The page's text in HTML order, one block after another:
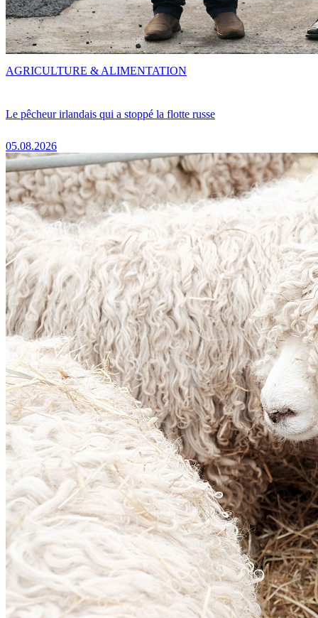
Le pêcheur irlandais qui a stoppé la flotte russe
05.08.2026
AGRICULTURE & ALIMENTATION